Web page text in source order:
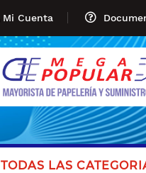
Mi Cuenta
TODAS LAS